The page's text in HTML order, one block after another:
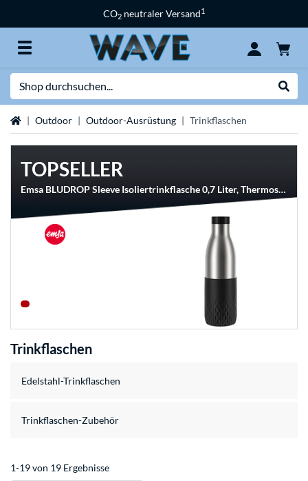
CO2 neutraler Versand1
StartseiteOutdoor Outdoor-Ausrüstung Trinkflaschen
TOPSELLER
Emsa BLUDROP Sleeve Isoliertrinkflasche 0,7 Liter, Thermosflasche
Trinkflaschen
Edelstahl-Trinkflaschen
Trinkflaschen-Zubehör
1-19 von 19 Ergebnisse